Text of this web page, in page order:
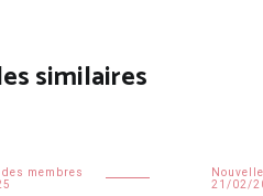
similaires
membres
21/02/